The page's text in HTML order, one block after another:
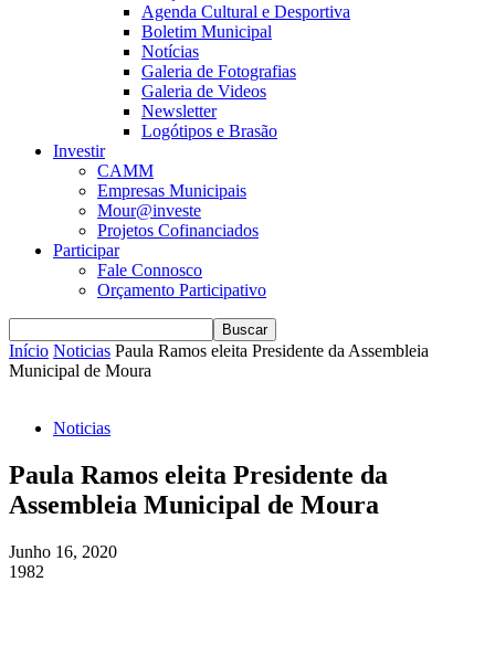
Agenda Cultural e Desportiva
Boletim Municipal
Notícias
Galeria de Fotografias
Galeria de Videos
Newsletter
Logótipos e Brasão
Investir
CAMM
Empresas Municipais
Mour@investe
Projetos Cofinanciados
Participar
Fale Connosco
Orçamento Participativo
Início Noticias Paula Ramos eleita Presidente da Assembleia
Municipal de Moura
Noticias
Paula Ramos eleita Presidente da
Assembleia Municipal de Moura
Junho 16, 2020
1982